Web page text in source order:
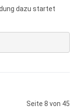
dazu startet
Seite 8 von 45